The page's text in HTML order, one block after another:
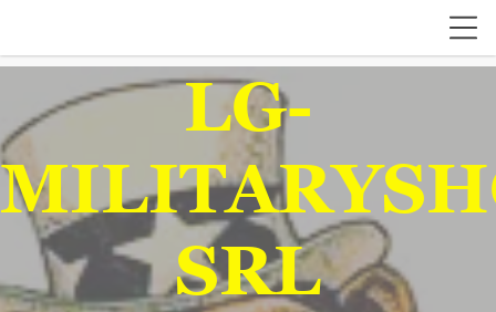
LG-
SRL